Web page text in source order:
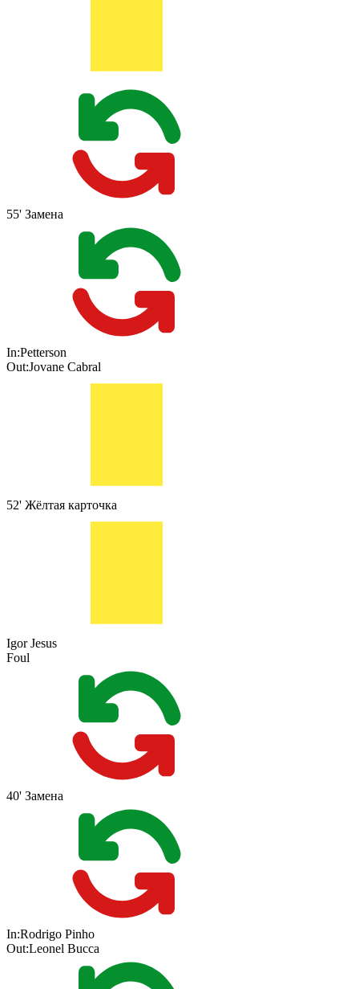
55' Замена
In:Petterson
Out:Jovane Cabral
52' Жёлтая карточка
Igor Jesus
Foul
40' Замена
In:Rodrigo Pinho
Out:Leonel Bucca